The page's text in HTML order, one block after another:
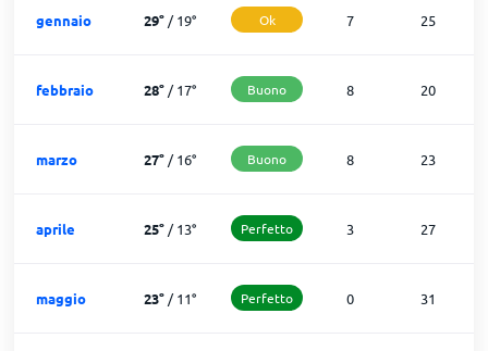
gennaio 29°/19° Ok 7 25
febbraio 28°/17° Buono 8 20
marzo 27°/16° Buono 8 23
aprile 25°/13° Perfetto 3 27
maggio 23°/11° Perfetto 0 31